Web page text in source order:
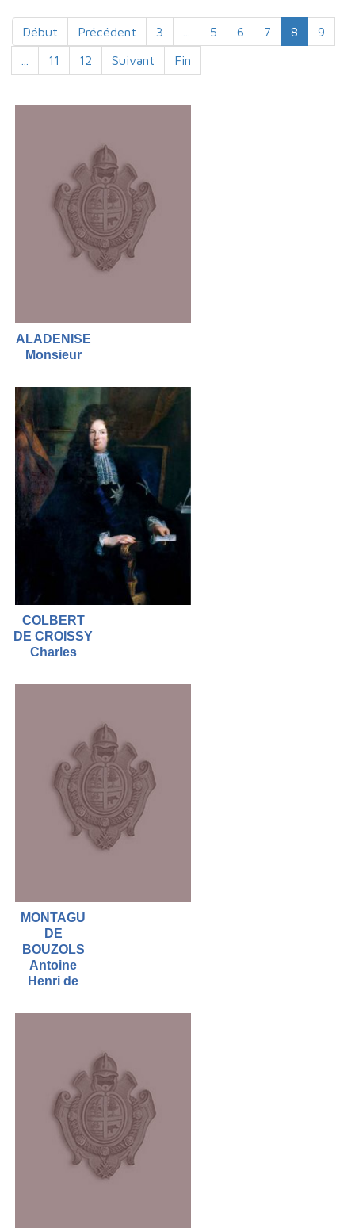
Début Précédent 3 5 6 7 8
9
11 12 Suivant Fin
ALADENISE
Monsieur
COLBERT
DE CROISSY
Charles
MONTAGU
DE
BOUZOLS
Antoine
Henri de